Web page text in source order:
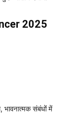
2025
भावनात्मक संबंधों में